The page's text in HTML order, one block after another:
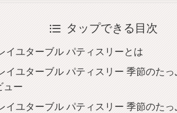
タップできる目次
イユターブル パティスリーとは
イユターブル パティスリー 季節のた
ュー
イユターブル パティスリー 季節のた